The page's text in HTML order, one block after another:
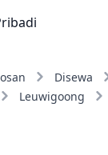
Disewa
Leuwigoong